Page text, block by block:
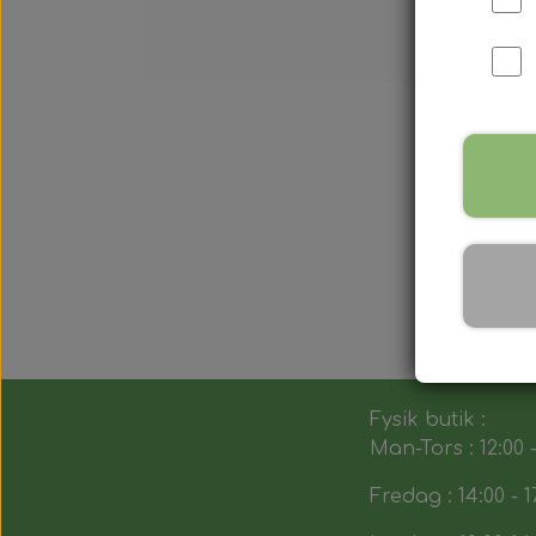
Fysik butik :
Man-Tors : 12:00
Fredag : 14:00 -